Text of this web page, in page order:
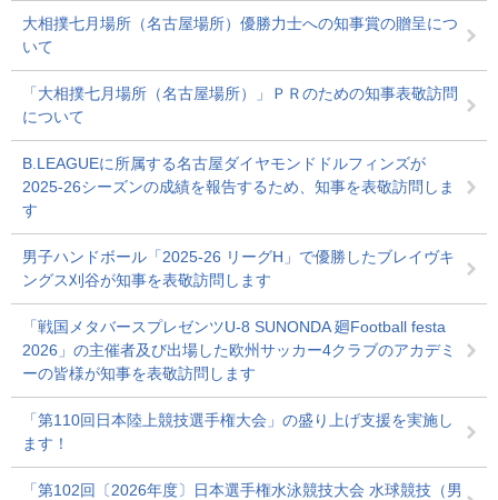
大相撲七月場所（名古屋場所）優勝力士への知事賞の贈呈につ
いて
「大相撲七月場所（名古屋場所）」ＰＲのための知事表敬訪問
について
B.LEAGUEに所属する名古屋ダイヤモンドドルフィンズが
2025-26シーズンの成績を報告するため、知事を表敬訪問しま
す
男子ハンドボール「2025-26 リーグH」で優勝したブレイヴキ
ングス刈谷が知事を表敬訪問します
「戦国メタバースプレゼンツU-8 SUNONDA 廻Football festa
2026」の主催者及び出場した欧州サッカー4クラブのアカデミ
ーの皆様が知事を表敬訪問します
「第110回日本陸上競技選手権大会」の盛り上げ支援を実施し
ます！
「第102回〔2026年度〕日本選手権水泳競技大会 水球競技（男